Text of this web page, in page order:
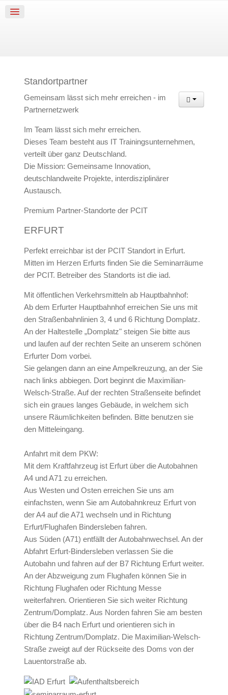
Standortpartner
Gemeinsam lässt sich mehr erreichen - im
Partnernetzwerk
Im Team lässt sich mehr erreichen.
Dieses Team besteht aus IT Trainingsunternehmen,
verteilt über ganz Deutschland.
Die Mission: Gemeinsame Innovation,
deutschlandweite Projekte, interdisziplinärer
Austausch.
Premium Partner-Standorte der PCIT
ERFURT
Perfekt erreichbar ist der PCIT Standort in Erfurt.
Mitten im Herzen Erfurts finden Sie die Seminarräume
der PCIT. Betreiber des Standorts ist die iad.
Mit öffentlichen Verkehrsmitteln ab Hauptbahnhof:
Ab dem Erfurter Hauptbahnhof erreichen Sie uns mit
den Straßenbahnlinien 3, 4 und 6 Richtung Domplatz.
An der Haltestelle „Domplatz" steigen Sie bitte aus
und laufen auf der rechten Seite an unserem schönen
Erfurter Dom vorbei.
Sie gelangen dann an eine Ampelkreuzung, an der Sie
nach links abbiegen. Dort beginnt die Maximilian-
Welsch-Straße. Auf der rechten Straßenseite befindet
sich ein graues langes Gebäude, in welchem sich
unsere Räumlichkeiten befinden. Bitte benutzen sie
den Mitteleingang.
Anfahrt mit dem PKW:
Mit dem Kraftfahrzeug ist Erfurt über die Autobahnen
A4 und A71 zu erreichen.
Aus Westen und Osten erreichen Sie uns am
einfachsten, wenn Sie am Autobahnkreuz Erfurt von
der A4 auf die A71 wechseln und in Richtung
Erfurt/Flughafen Bindersleben fahren.
Aus Süden (A71) entfällt der Autobahnwechsel. An der
Abfahrt Erfurt-Bindersleben verlassen Sie die
Autobahn und fahren auf der B7 Richtung Erfurt weiter.
An der Abzweigung zum Flughafen können Sie in
Richtung Flughafen oder Richtung Messe
weiterfahren. Orientieren Sie sich weiter Richtung
Zentrum/Domplatz. Aus Norden fahren Sie am besten
über die B4 nach Erfurt und orientieren sich in
Richtung Zentrum/Domplatz. Die Maximilian-Welsch-
Straße zweigt auf der Rückseite des Doms von der
Lauentorstraße ab.​